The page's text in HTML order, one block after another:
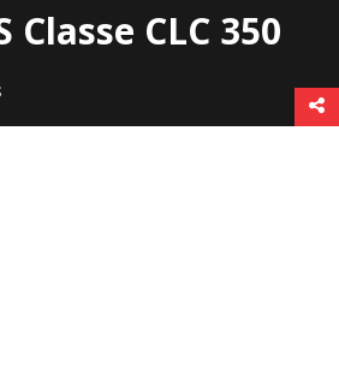
Classe CLC 350